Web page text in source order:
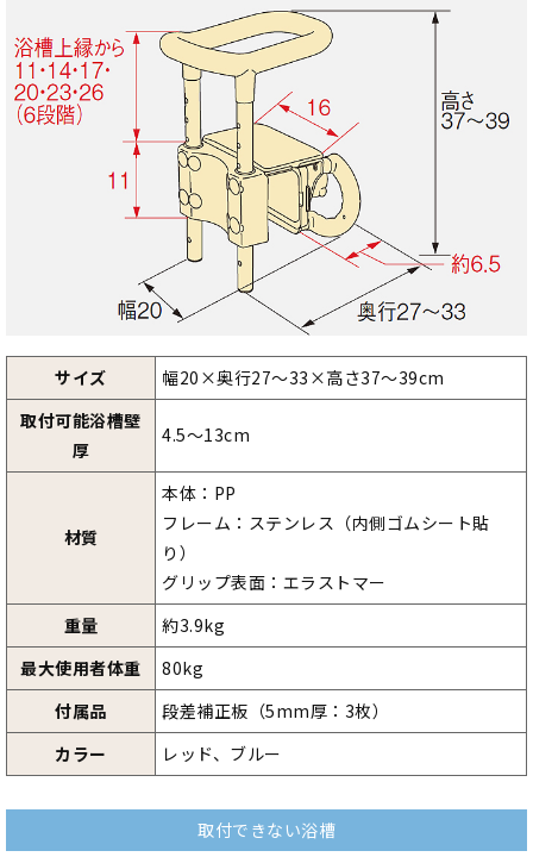
サイズ
幅20×奥行27～33×高さ37～39cm
取付可能浴槽壁
厚
4.5～13cm
材質
本体：PP
フレーム：ステンレス（内側ゴムシート貼
り）
グリップ表面：エラストマー
重量
約3.9kg
最大使用者体重
80kg
付属品
段差補正板（5mm厚：3枚）
カラー
レッド、ブルー
取付できない浴槽